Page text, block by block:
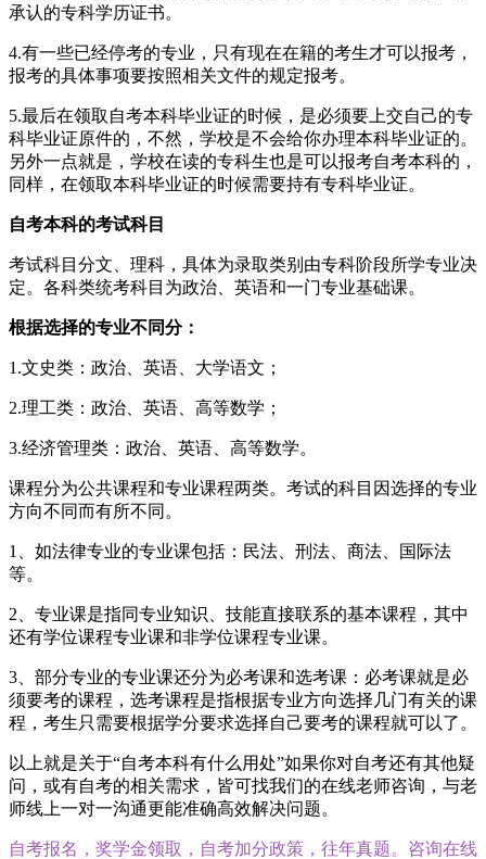
承认的专科学历证书。
4.有一些已经停考的专业，只有现在在籍的考生才可以报考，
报考的具体事项要按照相关文件的规定报考。
5.最后在领取自考本科毕业证的时候，是必须要上交自己的专
科毕业证原件的，不然，学校是不会给你办理本科毕业证的。
另外一点就是，学校在读的专科生也是可以报考自考本科的，
同样，在领取本科毕业证的时候需要持有专科毕业证。
自考本科的考试科目
考试科目分文、理科，具体为录取类别由专科阶段所学专业决
定。各科类统考科目为政治、英语和一门专业基础课。
根据选择的专业不同分：
1.文史类：政治、英语、大学语文；
2.理工类：政治、英语、高等数学；
3.经济管理类：政治、英语、高等数学。
课程分为公共课程和专业课程两类。考试的科目因选择的专业
方向不同而有所不同。
1、如法律专业的专业课包括：民法、刑法、商法、国际法
等。
2、专业课是指同专业知识、技能直接联系的基本课程，其中
还有学位课程专业课和非学位课程专业课。
3、部分专业的专业课还分为必考课和选考课：必考课就是必
须要考的课程，选考课程是指根据专业方向选择几门有关的课
程，考生只需要根据学分要求选择自己要考的课程就可以了。
以上就是关于“自考本科有什么用处”如果你对自考还有其他疑
问，或有自考的相关需求，皆可找我们的在线老师咨询，与老
师线上一对一沟通更能准确高效解决问题。
自考报名，奖学金领取，自考加分政策，往年真题。咨询在线